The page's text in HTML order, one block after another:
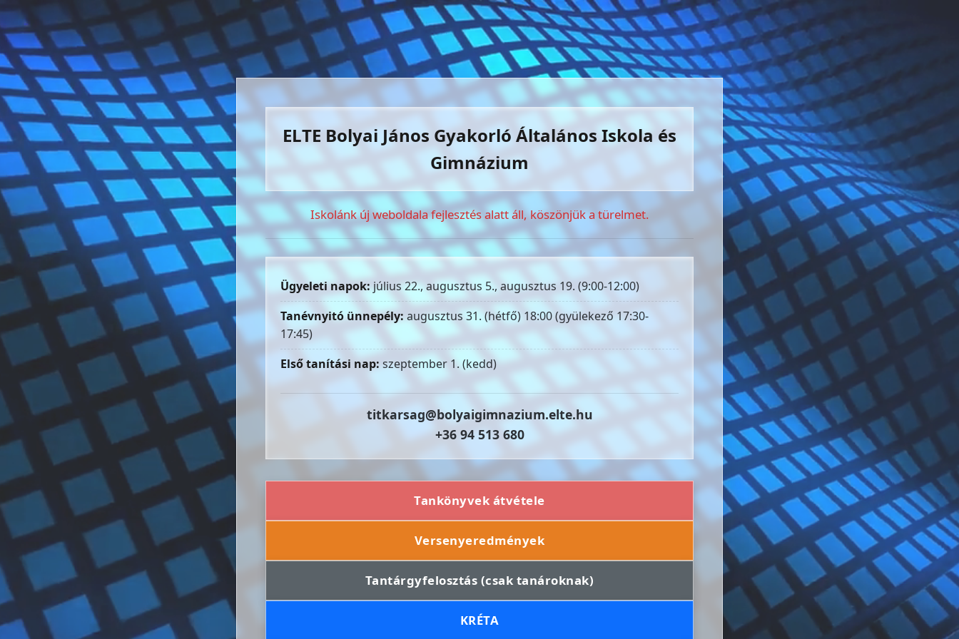
ELTE Bolyai János Gyakorló Általános Iskola és
Gimnázium
Iskolánk új weboldala fejlesztés alatt áll, köszönjük a türelmet.
Ügyeleti napok:július 22., augusztus 5., augusztus 19. (9:00-12:00)
Tanévnyitó ünnepély: augusztus 31. (hétfő) 18:00 (gyülekező 17:30-
17:45)
Első tanítási nap: szeptember 1. (kedd)
titkarsag@bolyaigimnazium.elte.hu
+36 94 513 680
Tankönyvek átvétele
Versenyeredmények
Tantárgyfelosztás (csak tanároknak)
KRÉTA